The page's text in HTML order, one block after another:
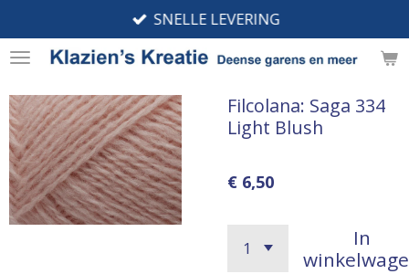
direct
naar
hoofdinhoud
SNELLE LEVERING
Filcolana: Saga 334
Light Blush
€ 6,50
In